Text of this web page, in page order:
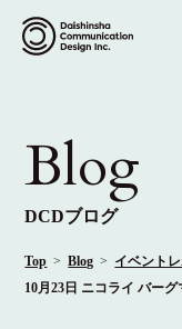
Blog
DCDブログ
Top Blog
イベント
10月23日 ニコライ バー